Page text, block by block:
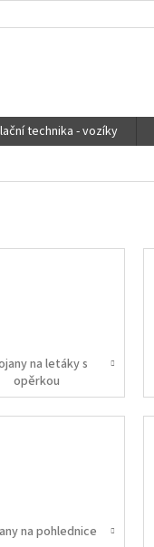
technika - vozíky
na letáky s
opěrkou
na pohlednice